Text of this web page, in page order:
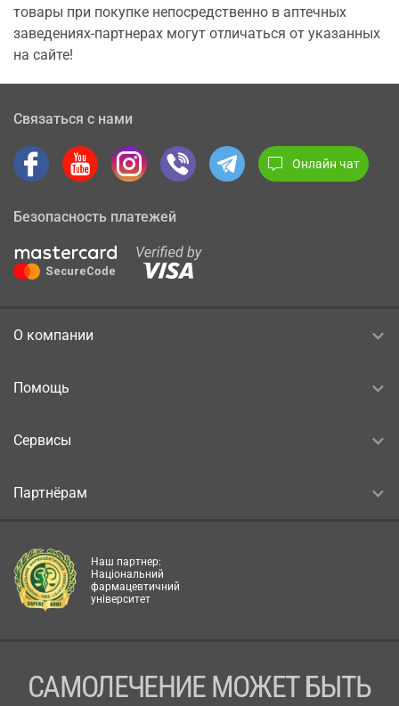
товары при покупке непосредственно в аптечных
заведениях-партнерах могут отличаться от указанных
на сайте!
Связаться с нами
Онлайн чат
Безопасность платежей
О компании
Помощь
Сервисы
Партнёрам
Наш партнер:
Національний
фармацевтичний
університет
САМОЛЕЧЕНИЕ МОЖЕТ БЫТЬ